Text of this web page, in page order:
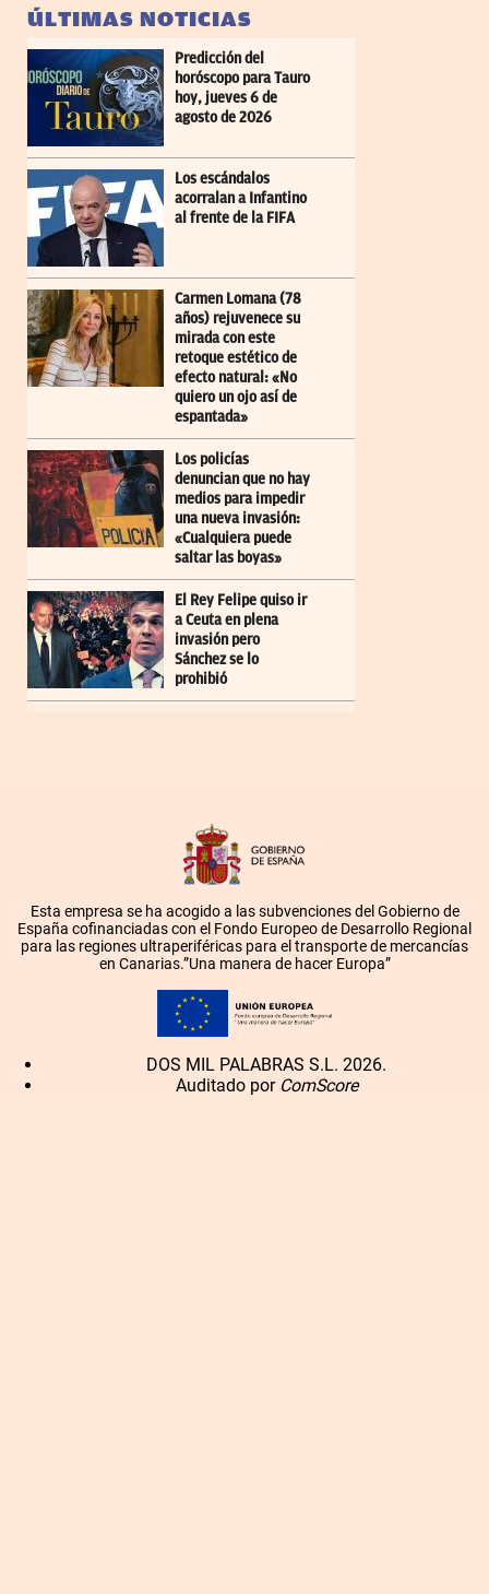
ÚLTIMAS NOTICIAS
Predicción del
horóscopo para Tauro
hoy, jueves 6 de
agosto de 2026
Los escándalos
acorralan a Infantino
al frente de la FIFA
Carmen Lomana (78
años) rejuvenece su
mirada con este
retoque estético de
efecto natural: «No
quiero un ojo así de
espantada»
Los policías
denuncian que no hay
medios para impedir
una nueva invasión:
«Cualquiera puede
saltar las boyas»
El Rey Felipe quiso ir
a Ceuta en plena
invasión pero
Sánchez se lo
prohibió
Esta empresa se ha acogido a las subvenciones del Gobierno de
España cofinanciadas con el Fondo Europeo de Desarrollo Regional
para las regiones ultraperiféricas para el transporte de mercancías
en Canarias.”Una manera de hacer Europa”
DOS MIL PALABRAS S.L. 2026.
Auditado por ComScore